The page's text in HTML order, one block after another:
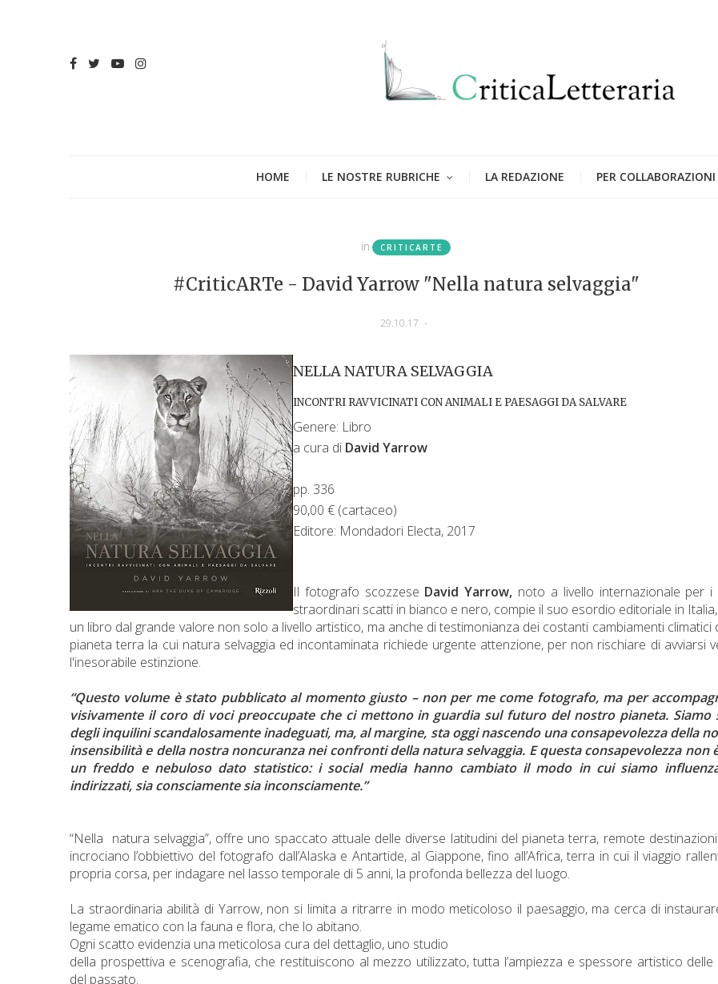
HOME LE NOSTRE RUBRICHE LA REDAZIONE PER COLLABORAZIONI
in CRITICARTE
#CriticARTe - David Yarrow "Nella natura selvaggia"
29.10.17 -
NELLA NATURA SELVAGGIA
INCONTRI RAVVICINATI CON ANIMALI E PAESAGGI DA SALVARE
Genere: Libro
a cura di David Yarrow
pp. 336
90,00 € (cartaceo)
Editore: Mondadori Electa, 2017
Il fotografo scozzese David Yarrow, noto a livello internazionale per i
straordinari scatti in bianco e nero, compie il suo esordio editoriale in
un libro dal grande valore non solo a livello artistico, ma anche di testimonianza dei costanti cambiamenti climatici
pianeta terra la cui natura selvaggia ed incontaminata richiede urgente attenzione, per non rischiare di avviarsi
l'inesorabile estinzione.
“Questo volume è stato pubblicato al momento giusto – non per me come fotografo, ma per
visivamente il coro di voci preoccupate che ci mettono in guardia sul futuro del nostro pianeta. Siamo
degli inquilini scandalosamente inadeguati, ma, al margine, sta oggi nascendo una consapevolezza della
insensibilità e della nostra noncuranza nei confronti della natura selvaggia. E questa consapevolezza non
un freddo e nebuloso dato statistico: i social media hanno cambiato il modo in cui siamo
indirizzati, sia consciamente sia inconsciamente.”
“Nella natura selvaggia”, offre uno spaccato attuale delle diverse latitudini del pianeta terra, remote
incrociano l’obbiettivo del fotografo dall’Alaska e Antartide, al Giappone, fino all’Africa, terra in cui il viaggio
propria corsa, per indagare nel lasso temporale di 5 anni, la profonda bellezza del luogo.
La straordinaria abilità di Yarrow, non si limita a ritrarre in modo meticoloso il paesaggio, ma cerca di
legame ematico con la fauna e flora, che lo abitano.
Ogni scatto evidenzia una meticolosa cura del dettaglio, uno studio
della prospettiva e scenografia, che restituiscono al mezzo utilizzato, tutta l’ampiezza e spessore artistico
del passato.